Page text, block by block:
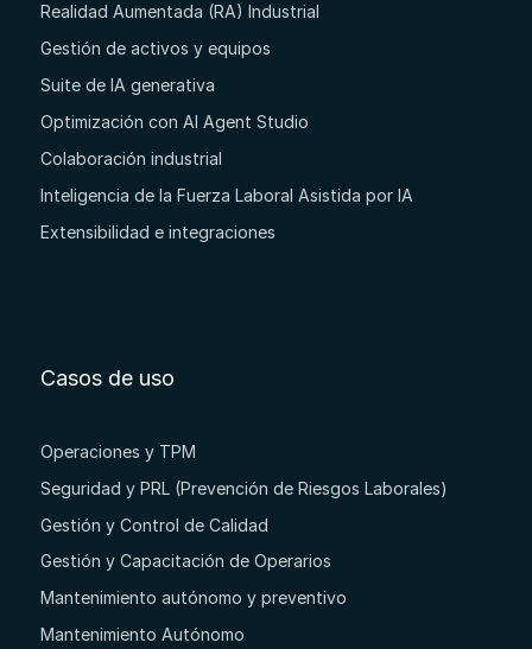
Realidad Aumentada (RA) Industrial
Gestión de activos y equipos
Suite de IA generativa
Optimización con AI Agent Studio
Colaboración industrial
Inteligencia de la Fuerza Laboral Asistida por IA
Extensibilidad e integraciones
Casos de uso
Operaciones y TPM
Seguridad y PRL (Prevención de Riesgos Laborales)
Gestión y Control de Calidad
Gestión y Capacitación de Operarios
Mantenimiento autónomo y preventivo
Mantenimiento Autónomo